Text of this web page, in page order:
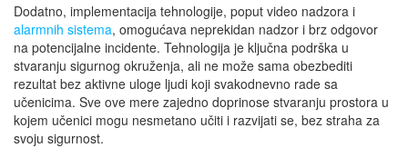
Dodatno, implementacija tehnologije, poput video nadzora i
alarmnih sistema, omogućava neprekidan nadzor i brz odgovor
na potencijalne incidente. Tehnologija je ključna podrška u
stvaranju sigurnog okruženja, ali ne može sama obezbediti
rezultat bez aktivne uloge ljudi koji svakodnevno rade sa
učenicima. Sve ove mere zajedno doprinose stvaranju prostora u
kojem učenici mogu nesmetano učiti i razvijati se, bez straha za
svoju sigurnost.